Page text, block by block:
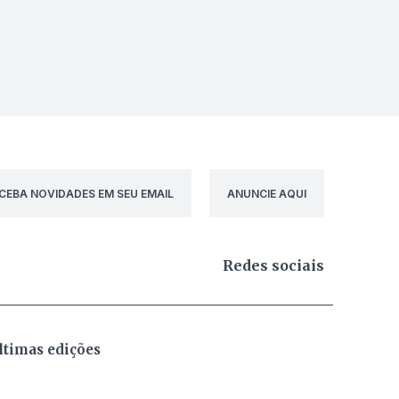
NOVIDADES EM SEU EMAIL ANUNCIE AQUI
Redes sociais
edições